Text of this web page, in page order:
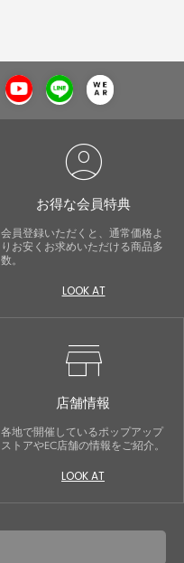
account_circle
お得な会員特典
会員登録いただくと、通常価格よ
りお安くお求めいただける商品多
数。
LOOK AT
store
店舗情報
各地で開催しているポップアップ
ストアやEC店舗の情報をご紹介。
LOOK AT